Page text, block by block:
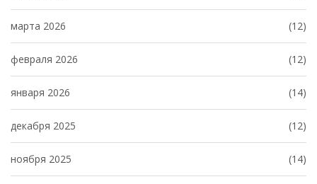
марта 2026 (12)
февраля 2026 (12)
января 2026 (14)
декабря 2025 (12)
ноября 2025 (14)